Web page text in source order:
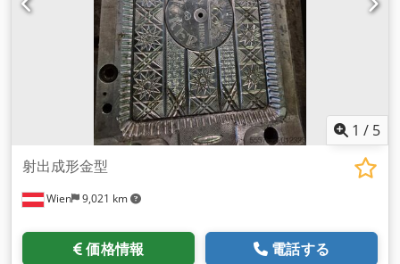
1 / 5
Wien 9,021 km
射出成形金型
価格情報 電話する